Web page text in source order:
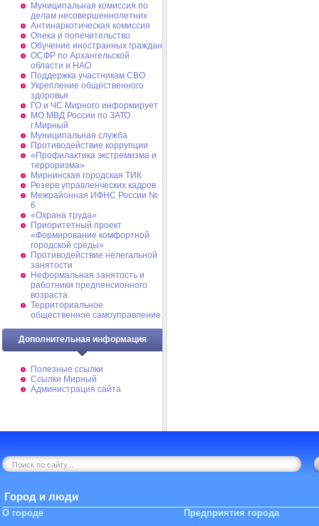
Муниципальная комиссия по
делам несовершеннолетних
Антинаркотическая комиссия
Опека и попечительство
Обучение иностранных граждан
ОСФР по Архангельской
области и НАО
Поддержка участникам СВО
Укрепление общественного
здоровья
ГО и ЧС Мирного информирует
МО МВД России по ЗАТО
г.Мирный
Муниципальная cлужба
Противодействие коррупции
«Профилактика экстремизма и
терроризма»
Мирнинская городская ТИК
Резерв управленческих кадров
Межрайонная ИФНС России №
6
«Охрана труда»
Приоритетный проект
«Формирование комфортной
городской среды»
Противодействие нелегальной
занятости
Неформальная занятость и
работники предпенсионного
возраста
Территориальное
общественное самоуправление
Дополнительная информация
Полезные ссылки
Ссылки Мирный
Администрация сайта
Город и люди
О городе Предприятия города